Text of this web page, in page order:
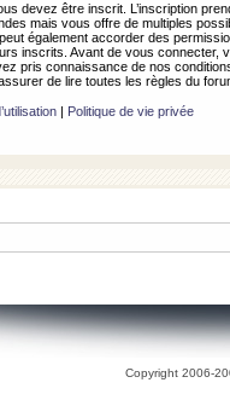
devez être inscrit. L’inscription
mais vous offre de multiples
également accorder des
inscrits. Avant de vous connecter,
pris connaissance de nos
de lire toutes les règles du
| Politique de vie privée
Copyright 2006-